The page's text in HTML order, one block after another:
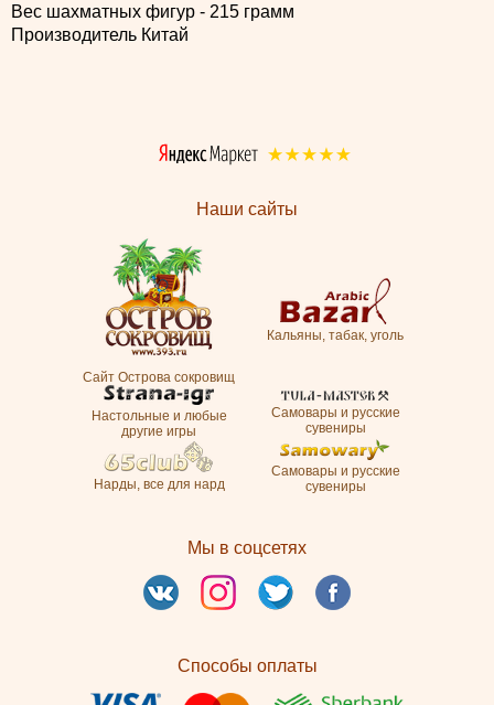
Вес шахматных фигур - 215 грамм
Производитель Китай
Наши сайты
Сайт Острова сокровищ
Кальяны, табак, уголь
Настольные и любые
другие игры
Самовары и русские
сувениры
Нарды, все для нард
Самовары и русские
сувениры
Мы в соцсетях
Способы оплаты